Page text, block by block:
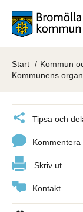
Start
Kommun
Kommunens
Tipsa och
Kommentera
Skriv ut
Kontakt